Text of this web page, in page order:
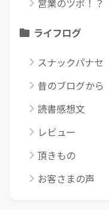
営業のツボ！？
ライフログ
スナックパナセ
昔のブログから
読書感想文
レビュー
頂きもの
お客さまの声